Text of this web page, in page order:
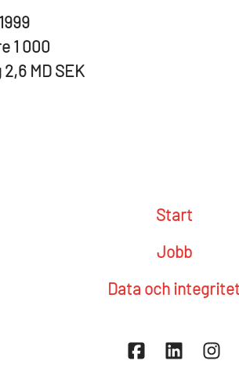
1999
1 000
2,6 MD SEK
Start
Jobb
Data och integritet